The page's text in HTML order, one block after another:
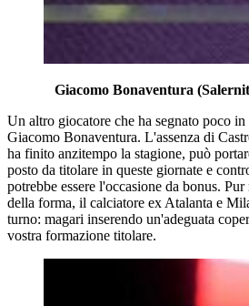
Giacomo Bonaventura
Un altro giocatore che ha segnato poco in
Giacomo Bonaventura. L'assenza di
ha finito anzitempo la stagione, può
posto da titolare in queste giornate e
potrebbe essere l'occasione da bonus.
della forma, il calciatore ex Atalanta e
turno: magari inserendo un'adeguata
vostra formazione titolare.